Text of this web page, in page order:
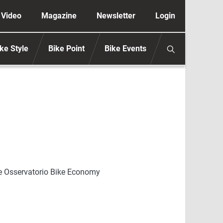
secondaria anonimo
Video Magazine Newsletter Login
Style Bike Point Bike Events
Osservatorio Bike Economy